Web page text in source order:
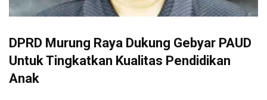
DPRD Murung Raya Dukung Gebyar PAUD
Untuk Tingkatkan Kualitas Pendidikan
Anak